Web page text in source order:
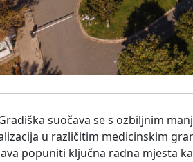
suočava se s ozbiljnim
u različitim medicinskim
popuniti ključna radna mjesta